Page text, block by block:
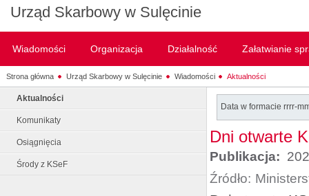
Urząd Skarbowy w Sulęcinie
Wiadomości Organizacja Działalność Załatwianie
Strona główna Urząd Skarbowy w Sulęcinie Wiadomości Aktualności
Aktualności
Komunikaty
Osiągnięcia
Środy z KSeF
Data w formacie rrrr-
Dni otwarte
Publikacja:
Źródło: